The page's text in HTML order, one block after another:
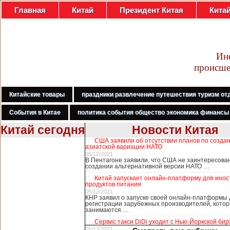
Главная Китай Президент Китая
Китайские товары праздники развлечение путешествия туризм
События в Китае политика события общество экономика финансы
Китай сегодня Новости Китая
США заявили об отсутствии планов по
азиатской вариации НАТО
05/12/2021
В Пентагоне заявили, что США не
создании альтернативной версии НАТО …
Китай запускает онлайн-платформу для
продуктов питания
05/12/2021
КНР заявил о запуске своей онлайн-платформы
регистрации зарубежных производителей,
занимаются …
Сервис такси DiDi уходит с Нью-Йоркской